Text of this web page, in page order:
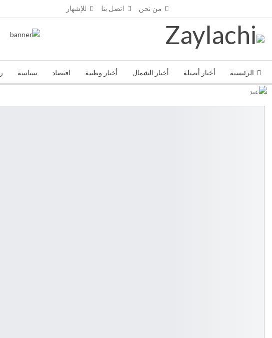
من نحن اتصل بنا للإشهار
الرئيسية أخبار أصيلة أخبار الشمال أخبار وطنية اقتصاد سياسة